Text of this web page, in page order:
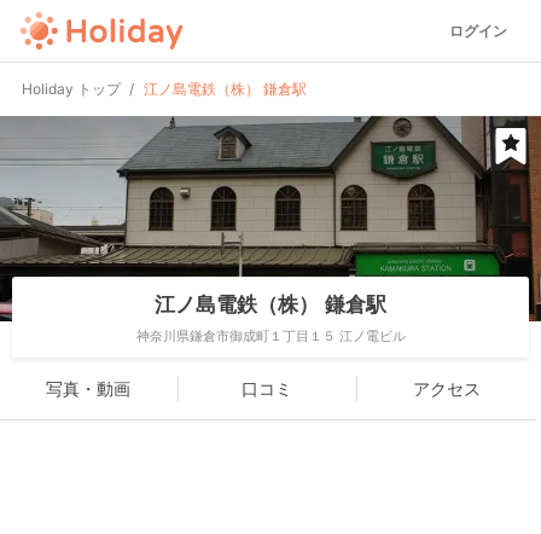
ログイン
Holiday トップ 江ノ島電鉄（株） 鎌倉駅
江ノ島電鉄（株） 鎌倉駅
神奈川県鎌倉市御成町１丁目１５ 江ノ電ビル
写真・動画 口コミ アクセス